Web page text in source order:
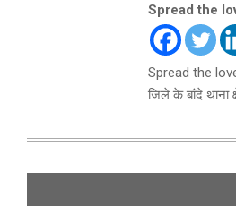
Spread the
Spread the
जिले के बांदे थाना